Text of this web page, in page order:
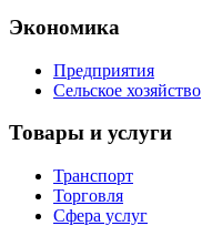
Экономика
Предприятия
Сельское хозяйство
Товары и услуги
Транспорт
Торговля
Сфера услуг